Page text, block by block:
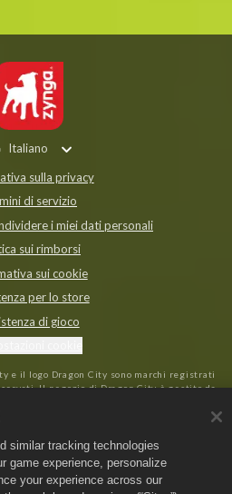
sulla privacy
di servizio
i miei dati personali
sui rimborsi
sui cookie
per lo store
di gioco
e il logo Dragon City sono marchi registrati
Il negozio di Dragon City è gestito da
variano in base alla regione.
Italiano
similar tracking technologies
game experience, personalize
your experience across our